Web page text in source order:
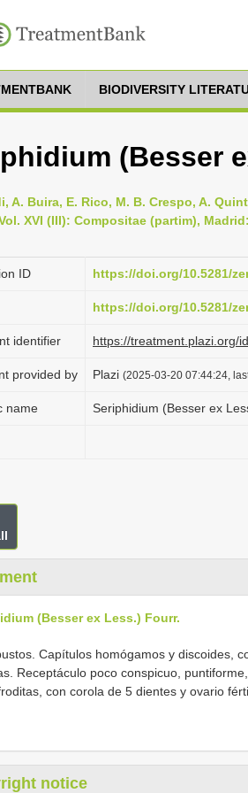
BIODIVERSITY
(Besser
A. Buira, E. Rico, M. B. Crespo, A.
XVI (III): Compositae (partim),
ID https://doi.org/10.5281/
https://doi.org/10.5281/
identifier https://treatment.plazi.org/
provided by Plazi (2025-03-20 07:44:24,
name Seriphidium (Besser ex
(Besser ex Less.) Fourr.
Capítulos homógamos y discoides,
Receptáculo poco conspicuo,
con corola de 5 dientes y ovario
notice